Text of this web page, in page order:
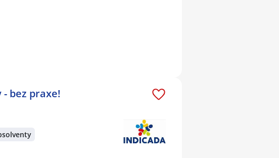
bez praxe!